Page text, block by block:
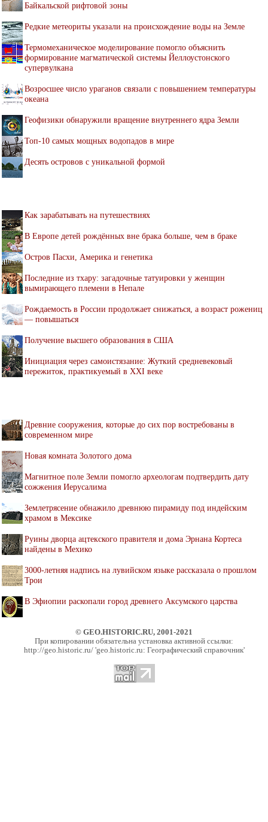
Байкальской рифтовой зоны
Редкие метеориты указали на происхождение воды на Земле
Термомеханическое моделирование помогло объяснить
формирование магматической системы Йеллоустонского
супервулкана
Возросшее число ураганов связали с повышением температуры
океана
Геофизики обнаружили вращение внутреннего ядра Земли
Топ-10 самых мощных водопадов в мире
Десять островов c уникальной формой
Как зарабатывать на путешествиях
В Европе детей рождённых вне брака больше, чем в браке
Остров Пасхи, Америка и генетика
Последние из тхару: загадочные татуировки у женщин
вымирающего племени в Непале
Рождаемость в России продолжает снижаться, а возраст рожениц
— повышаться
Получение высшего образования в США
Инициация через самоистязание: Жуткий средневековый
пережиток, практикуемый в XXI веке
Древние сооружения, которые до сих пор востребованы в
современном мире
Новая комната Золотого дома
Магнитное поле Земли помогло археологам подтвердить дату
сожжения Иерусалима
Землетрясение обнажило древнюю пирамиду под индейским
храмом в Мексике
Руины дворца ацтекского правителя и дома Эрнана Кортеса
найдены в Мехико
3000-летняя надпись на лувийском языке рассказала о прошлом
Трои
В Эфиопии раскопали город древнего Аксумского царства
© GEO.HISTORIC.RU, 2001-2021
При копировании обязательна установка активной ссылки:
http://geo.historic.ru/ 'geo.historic.ru: Географический справочник'